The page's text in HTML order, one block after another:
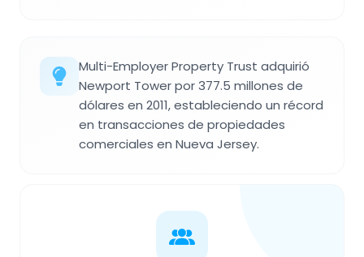
Multi-Employer Property Trust adquirió
Newport Tower por 377.5 millones de
dólares en 2011, estableciendo un récord
en transacciones de propiedades
comerciales en Nueva Jersey.